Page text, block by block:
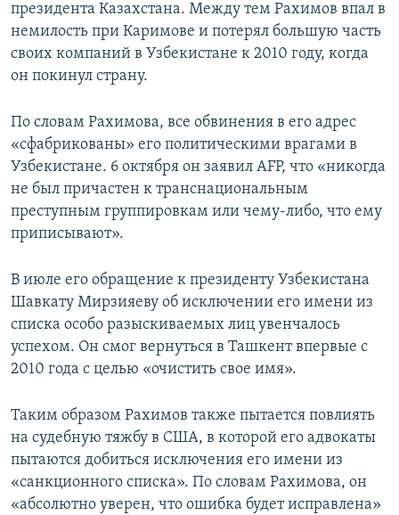
президента Казахстана. Между тем Рахимов впал в
немилость при Каримове и потерял большую часть
своих компаний в Узбекистане к 2010 году, когда
он покинул страну.
По словам Рахимова, все обвинения в его адрес
«сфабрикованы» его политическими врагами в
Узбекистане. 6 октября он заявил AFP, что «никогда
не был причастен к транснациональным
преступным группировкам или чему-либо, что ему
приписывают».
В июле его обращение к президенту Узбекистана
Шавкату Мирзияеву об исключении его имени из
списка особо разыскиваемых лиц увенчалось
успехом. Он смог вернуться в Ташкент впервые с
2010 года с целью «очистить свое имя».
Таким образом Рахимов также пытается повлиять
на судебную тяжбу в США, в которой его адвокаты
пытаются добиться исключения его имени из
«санкционного списка». По словам Рахимова, он
«абсолютно уверен, что ошибка будет исправлена»